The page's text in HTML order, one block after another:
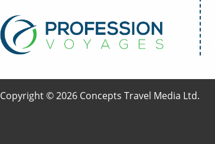
Copyright © 2026 Concepts Travel Media Ltd.